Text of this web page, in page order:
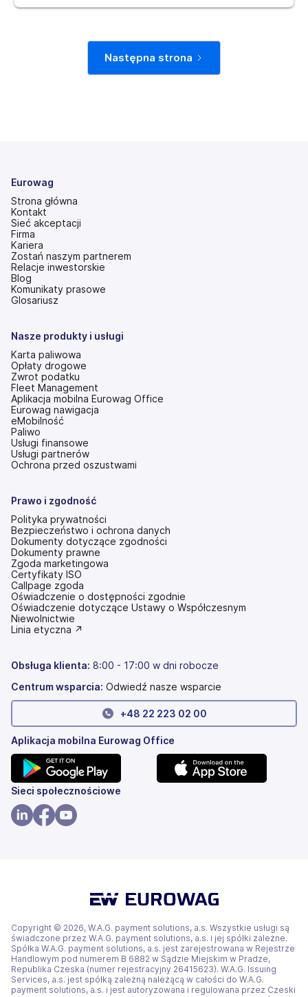
Następna strona
Eurowag
Strona główna
Kontakt
Sieć akceptacji
Firma
Kariera
Zostań naszym partnerem
Relacje inwestorskie
(otwiera
się
w
Blog
Komunikaty prasowe
Glosariusz
Nasze produkty i usługi
Karta paliwowa
Opłaty drogowe
Zwrot podatku
Fleet Management
Aplikacja mobilna Eurowag Office
Eurowag nawigacja
eMobilność
Paliwo
Usługi finansowe
Usługi partnerów
Ochrona przed oszustwami
Prawo i zgodność
Polityka prywatności
Bezpieczeństwo i ochrona danych
Dokumenty dotyczące zgodności
Dokumenty prawne
Zgoda marketingowa
Certyfikaty ISO
Callpage zgoda
Oświadczenie o dostępności zgodnie
(otwiera
się
w
Oświadczenie dotyczące Ustawy o Współczesnym
Niewolnictwie
(otwiera
nowej
karcie)
Linia etyczna ↗
Obsługa klienta: 8:00 - 17:00 w dni robocze
Centrum wsparcia: Odwiedź nasze wsparcie
+48 22 223 02 00
Aplikacja mobilna Eurowag Office
(otwiera
się
w
Sieci społecznościowe
Copyright © 2026, W.A.G. payment solutions, a.s. Wszystkie usługi są
świadczone przez W.A.G. payment solutions, a.s. i jej spółki zależne.
Spółka W.A.G. payment solutions, a.s. jest zarejestrowana w Rejestrze
Handlowym pod numerem B 6882 w Sądzie Miejskim w Pradze,
Republika Czeska (numer rejestracyjny 26415623). W.A.G. Issuing
Services, a.s. jest spółką zależną należącą w całości do W.A.G.
payment solutions, a.s. i jest autoryzowana i regulowana przez Czeski